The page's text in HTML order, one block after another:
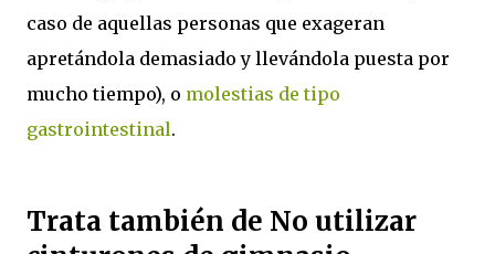
caso de aquellas personas que exageran
apretándola demasiado y llevándola puesta por
mucho tiempo), o molestias de tipo
gastrointestinal.
Trata también de No utilizar